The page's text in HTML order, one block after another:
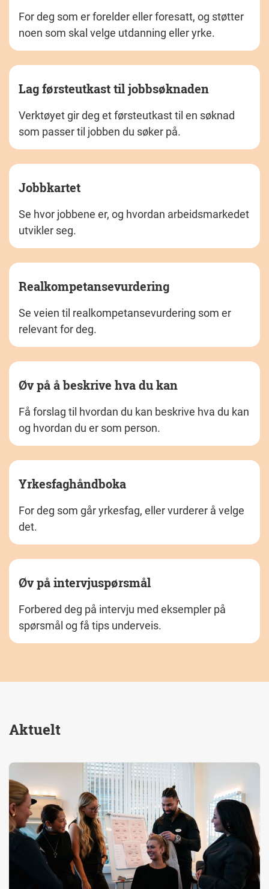
For deg som er forelder eller foresatt, og støtter
noen som skal velge utdanning eller yrke.
Lag førsteutkast til jobbsøknaden
Verktøyet gir deg et førsteutkast til en søknad
som passer til jobben du søker på.
Jobbkartet
Se hvor jobbene er, og hvordan arbeidsmarkedet
utvikler seg.
Realkompetansevurdering
Se veien til realkompetansevurdering som er
relevant for deg.
Øv på å beskrive hva du kan
Få forslag til hvordan du kan beskrive hva du kan
og hvordan du er som person.
Yrkesfaghåndboka
For deg som går yrkesfag, eller vurderer å velge
det.
Øv på intervjuspørsmål
Forbered deg på intervju med eksempler på
spørsmål og få tips underveis.
Aktuelt